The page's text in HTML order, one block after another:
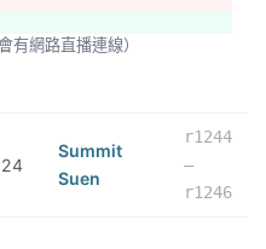
有網路直播連線）
Summit
Suen
r1244
–
r1246